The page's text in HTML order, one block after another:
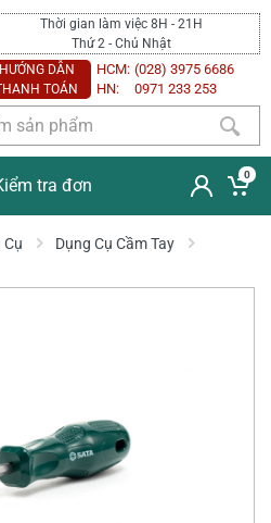
Thời gian làm việc 8H - 21H
Thứ 2 - Chủ Nhật
HƯỚNG DẪN
TOÁN
HCM: (028) 3975 6686
HN:
0971 233 253
tra đơn
0
Cụ
Dụng Cụ Cầm Tay